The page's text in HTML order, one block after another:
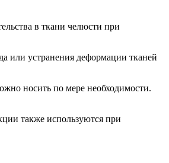
в ткани челюсти при
или устранения деформации тканей
носить по мере необходимости.
также используются при